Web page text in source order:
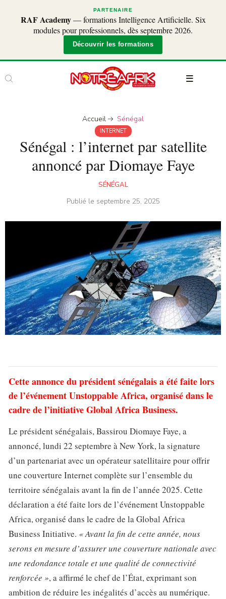
PARTENAIRE
RAF Academy— formations Intelligence Artificielle. Six
modules pour professionnels, dès septembre 2026.
Découvrir les formations
Accueil Sénégal
INTERNET
Sénégal : l’internet par satellite
annoncé par Diomaye Faye
SÉNÉGAL
Publié le septembre 25, 2025
Cette annonce du président sénégalais a été faite lors
de l’événement Unstoppable Africa, organisé dans le
cadre de l’initiative Global Africa Business.
Le président sénégalais, Bassirou Diomaye Faye, a
annoncé, lundi 22 septembre à New York, la signature
d’un partenariat avec un opérateur satellitaire pour offrir
une couverture Internet complète sur l’ensemble du
territoire sénégalais avant la fin de l’année 2025. Cette
déclaration a été faite lors de l’événement Unstoppable
Africa, organisé dans le cadre de la Global Africa
Business Initiative. « Avant la fin de cette année, nous
serons en mesure d’assurer une couverture nationale avec
une redondance totale et une qualité de connectivité
renforcée », a affirmé le chef de l’État, exprimant son
ambition de réduire les inégalités d’accès au numérique.